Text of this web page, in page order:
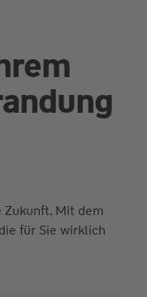
Mit dem
für Sie wirklich